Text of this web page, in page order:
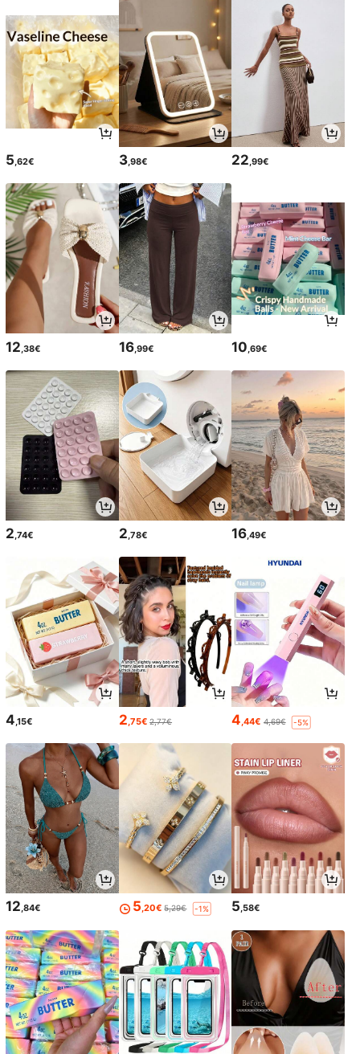
5,62€ 3,98€ 22,99€
12 ,38€ 16,99€ 10 ,69€
2,74€ 2,78€ 16,49€
4,15€ 2,75€ 2,77€ 4,44€ 4,69€ -5%
12,84€ 5,20€ 5,29€ -1% 5,58€